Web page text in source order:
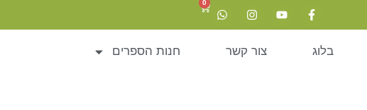
0
בלוג צור קשר חנות הספרים